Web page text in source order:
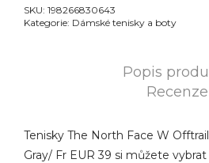
SKU: 198266830643
Kategorie: Dámské tenisky a boty
Popis
Recenze
Tenisky The North Face W
Gray/ Fr EUR 39 si můžete